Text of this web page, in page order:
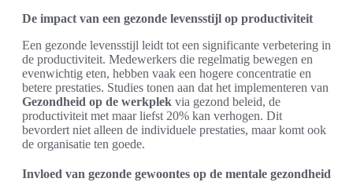
De impact van een gezonde levensstijl op productiviteit
Een gezonde levensstijl leidt tot een significante verbetering in
de productiviteit. Medewerkers die regelmatig bewegen en
evenwichtig eten, hebben vaak een hogere concentratie en
betere prestaties. Studies tonen aan dat het implementeren van
Gezondheid op de werkplek via gezond beleid, de
productiviteit met maar liefst 20% kan verhogen. Dit
bevordert niet alleen de individuele prestaties, maar komt ook
de organisatie ten goede.
Invloed van gezonde gewoontes op de mentale gezondheid